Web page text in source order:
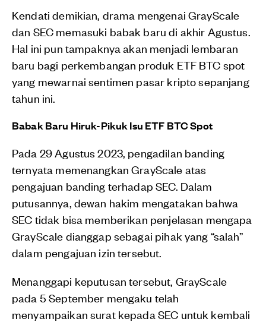
Kendati demikian, drama mengenai GrayScale
dan SEC memasuki babak baru di akhir Agustus.
Hal ini pun tampaknya akan menjadi lembaran
baru bagi perkembangan produk ETF BTC spot
yang mewarnai sentimen pasar kripto sepanjang
tahun ini.
Babak Baru Hiruk-Pikuk Isu ETF BTC Spot
Pada 29 Agustus 2023, pengadilan banding
ternyata memenangkan GrayScale atas
pengajuan banding terhadap SEC. Dalam
putusannya, dewan hakim mengatakan bahwa
SEC tidak bisa memberikan penjelasan mengapa
GrayScale dianggap sebagai pihak yang “salah”
dalam pengajuan izin tersebut.
Menanggapi keputusan tersebut, GrayScale
pada 5 September mengaku telah
menyampaikan surat kepada SEC untuk kembali